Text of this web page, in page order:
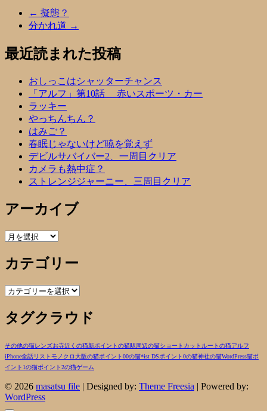
← 擬態？
分かれ道 →
最近読まれた投稿
おしっこはシャッターチャンス
「アルフ」第10話 赤いスポーツ・カー
ラッキー
やっちんちん？
はみご？
春眠じゃないけど暁を覚えず
デビルサバイバー2、一周目クリア
カメラも熱中症？
ストレンジジャーニー、三周目クリア
アーカイブ
ア
カ
イ
ブ
カテゴリー
カ
ゴ
リ
タグクラウド
その他の猫レンズお寺近くの猫新ポイントの猫駅周辺の猫ショートカットルートの猫アルフ
iPhone全話リストモノクロ大阪の猫ポイント00の猫*ist DSポイント0の猫神社の猫WordPress猫ポ
イント1の猫ポイント2の猫ゲーム
© 2026 masatsu file | Designed by: Theme Freesia | Powered by:
WordPress